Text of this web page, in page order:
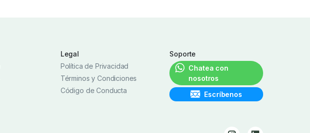
Legal
Política de Privacidad
Términos y Condiciones
Código de Conducta
Soporte
Chatea con
nosotros
Escríbenos